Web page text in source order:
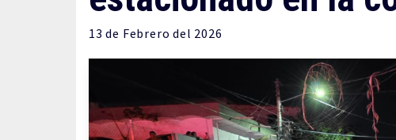
13 de Febrero del 2026